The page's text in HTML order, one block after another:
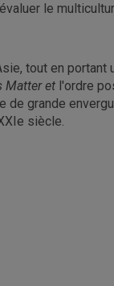
le
tout en portant
Matter et l'ordre
de grande
siècle.